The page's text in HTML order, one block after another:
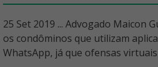
25 Set 2019 ... Advogado Maicon
os condôminos que utilizam
WhatsApp, já que ofensas virtuais